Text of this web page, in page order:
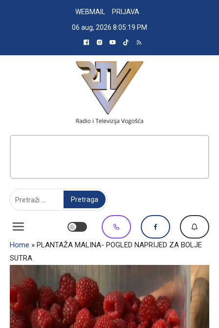
WEBMAIL
PRIJAVA
06 aug, 2026 8:05:20 PM
Home » PLANTAŽA MALINA- POGLED NAPRIJED ZA BOLJE
SUTRA